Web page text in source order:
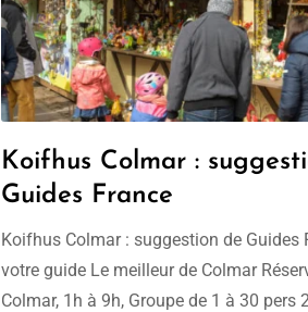
Koifhus Colmar :
Guides France
Koifhus Colmar : suggestion de Guides
votre guide Le meilleur de Colmar
Colmar, 1h à 9h, Groupe de 1 à 30 pers